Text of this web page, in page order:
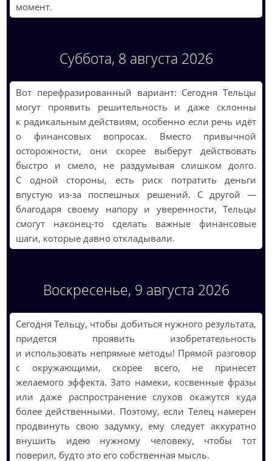
момент.
Суббота, 8 августа 2026
Вот перефразированный вариант: Сегодня Тельцы
могут проявить решительность и даже склонны
к радикальным действиям, особенно если речь идёт
о финансовых вопросах. Вместо привычной
осторожности, они скорее выберут действовать
быстро и смело, не раздумывая слишком долго.
С одной стороны, есть риск потратить деньги
впустую из-за поспешных решений. С другой —
благодаря своему напору и уверенности, Тельцы
смогут наконец-то сделать важные финансовые
шаги, которые давно откладывали.
Воскресенье, 9 августа 2026
Сегодня Тельцу, чтобы добиться нужного результата,
придется проявить изобретательность
и использовать непрямые методы! Прямой разговор
с окружающими, скорее всего, не принесет
желаемого эффекта. Зато намеки, косвенные фразы
или даже распространение слухов окажутся куда
более действенными. Поэтому, если Телец намерен
продвинуть свою задумку, ему следует аккуратно
внушить идею нужному человеку, чтобы тот
поверил, будто это его собственная мысль.